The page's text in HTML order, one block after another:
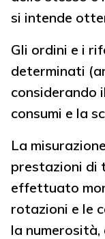
si intende
Gli ordini e i
determinati
considerando
consumi e la
La
prestazioni di
effettuato
rotazioni e le
la